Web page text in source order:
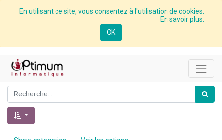
En utilisant ce site, vous consentez à l'utilisation de cookies.
En savoir plus.
OK